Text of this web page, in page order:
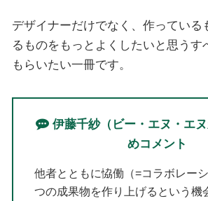
デザイナーだけでなく、作っている
るものをもっとよくしたいと思うす
もらいたい一冊です。
伊藤千紗（ビー・エヌ・エ
めコメント
他者とともに恊働（=コラボレー
つの成果物を作り上げるという機